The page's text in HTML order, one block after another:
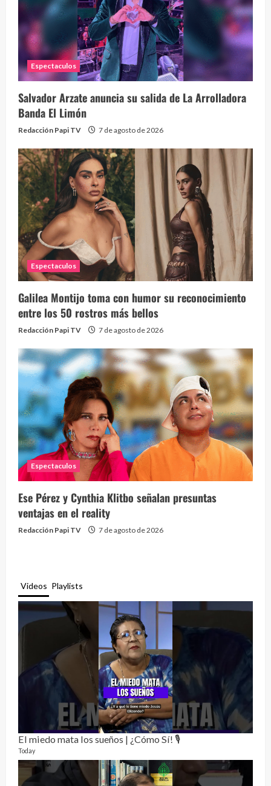
Espectaculos
Salvador Arzate anuncia su salida de La Arrolladora
Banda El Limón
Redacción Papi TV 7 de agosto de 2026
Espectaculos
Galilea Montijo toma con humor su reconocimiento
entre los 50 rostros más bellos
Redacción Papi TV 7 de agosto de 2026
Espectaculos
Ese Pérez y Cynthia Klitbo señalan presuntas
ventajas en el reality
Redacción Papi TV 7 de agosto de 2026
Videos Playlists
El miedo mata los sueños | ¿Cómo Sí! 🎙️
Today